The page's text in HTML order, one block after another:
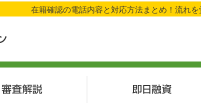
在籍確認の電話内容と対応方法まとめ！流れ